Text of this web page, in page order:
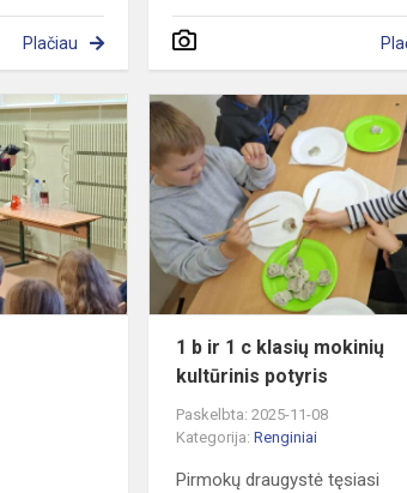
Plačiau
Įdomieji
cheminiai
eksperimentai
1 b ir 1 c klasių mokinių
kultūrinis potyris
Paskelbta: 2025-11-08
Kategorija:Renginiai
Pirmokų draugystė tęsiasi